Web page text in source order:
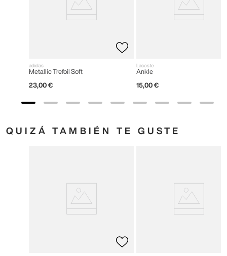
adidas
Metallic Trefoil Soft
23,00 €
Lacoste
Ankle
15,00 €
QUIZÁ TAMBIÉN TE GUSTE